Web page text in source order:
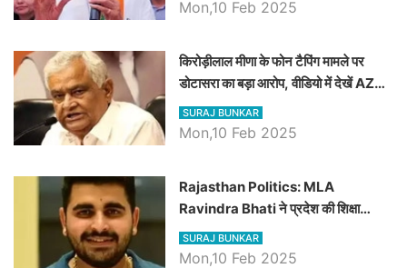
Mon,10 Feb 2025
किरोड़ीलाल मीणा के फोन टैपिंग मामले पर
डोटासरा का बड़ा आरोप, वीडियो में देखें AZ
बड़ी खबरें
SURAJ BUNKAR
Mon,10 Feb 2025
Rajasthan Politics: MLA
Ravindra Bhati ने प्रदेश की शिक्षा
व्यवस्था पर उठाए सवाल, Madan
Dilawar पर हमला करते हुए गिनवाये खाली
SURAJ BUNKAR
Mon,10 Feb 2025